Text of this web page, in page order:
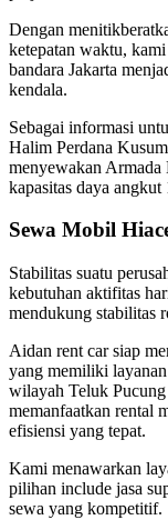
Dengan
ketepatan waktu,
bandara Jakarta
kendala.
Sebagai informasi
Halim Perdana
menyewakan Armada
kapasitas daya angkut
Sewa Mobil
Stabilitas suatu
kebutuhan aktifitas
mendukung stabilitas
Aidan rent car siap
yang memiliki
wilayah Teluk
memanfaatkan rental
efisiensi yang tepat.
Kami menawarkan
pilihan include jasa
sewa yang kompetitif.